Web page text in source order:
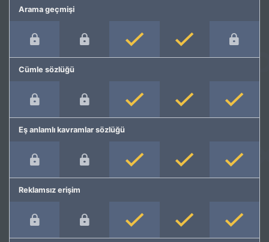
Arama geçmişi
Cümle sözlüğü
Eş anlamlı kavramlar sözlüğü
Reklamsız erişim